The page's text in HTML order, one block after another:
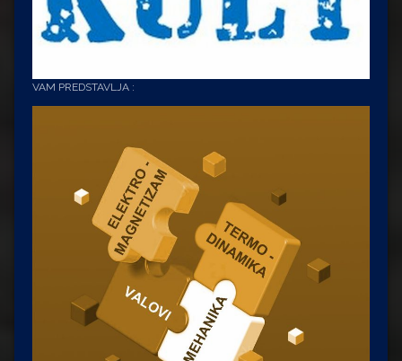
VAM PREDSTAVLJA :